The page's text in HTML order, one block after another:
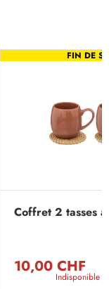
FIN DE
Coffret 2 tasses
10,00 CHF
Indisponible